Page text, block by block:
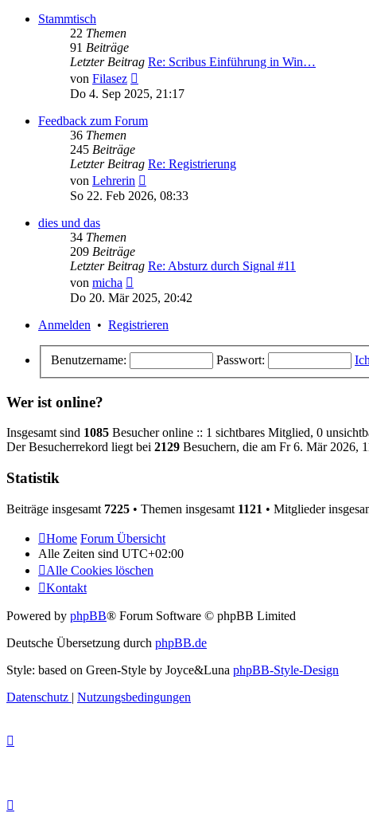
Stammtisch
22 Themen
91 Beiträge
Letzter Beitrag Re: Scribus Einführung in Win…
von Filasez
Beitrag
Do 4. Sep 2025, 21:17
Feedback zum Forum
36 Themen
245 Beiträge
Letzter Beitrag Re: Registrierung
von Lehrerin
Beitrag
So 22. Feb 2026, 08:33
dies und das
34 Themen
209 Beiträge
Letzter Beitrag Re: Absturz durch Signal #11
von micha
Beitrag
Do 20. Mär 2025, 20:42
Anmelden • Registrieren
Benutzername: Passwort:
Wer ist online?
Insgesamt sind 1085 Besucher online :: 1 sichtbares Mitglied, 0
Der Besucherrekord liegt bei 2129 Besuchern, die am Fr 6. Mär 2026,
Statistik
Beiträge insgesamt 7225 • Themen insgesamt 1121 • Mitglieder
Home Forum Übersicht
Alle Zeiten sind UTC+02:00
Alle Cookies löschen
Kontakt
Powered by phpBB® Forum Software © phpBB Limited
Deutsche Übersetzung durch phpBB.de
Style: based on Green-Style by Joyce&Luna phpBB-Style-Design
Datenschutz | Nutzungsbedingungen